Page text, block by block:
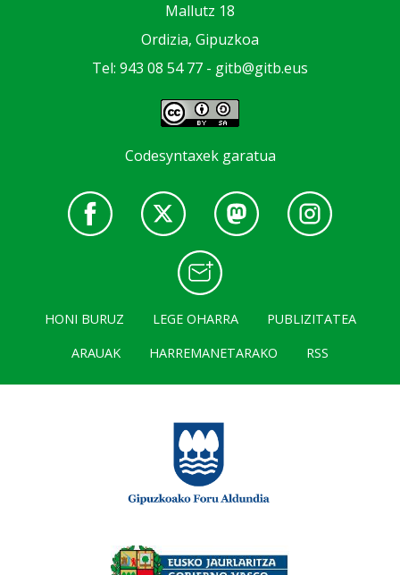
Mallutz 18
Ordizia, Gipuzkoa
Tel: 943 08 54 77 - gitb@gitb.eus
Codesyntaxek garatua
HONI BURUZ LEGE OHARRA
PUBLIZITATEA
ARAUAK
HARREMANETARAKO RSS